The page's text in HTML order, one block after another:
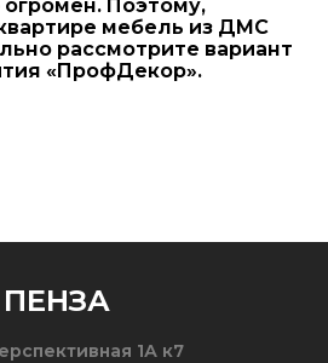
Поэтому,
мебель из ДМС
рассмотрите вариант
«ПрофДекор».
ПЕНЗА
1А к7